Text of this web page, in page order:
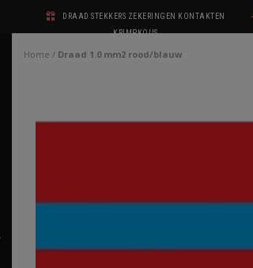
DRAAD STEKKERS ZEKERINGEN KONTAKTEN
KRIMPKOUS
Home / Draad 1.0 mm2 rood/blauw